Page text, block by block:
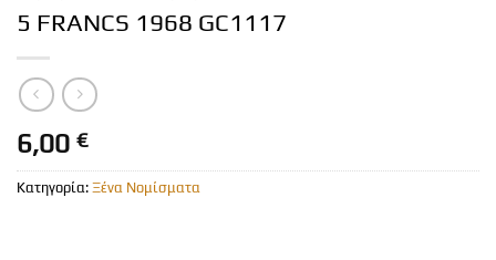
5 FRANCS 1968 GC1117
6,00 €
Κατηγορία: Ξένα Νομίσματα